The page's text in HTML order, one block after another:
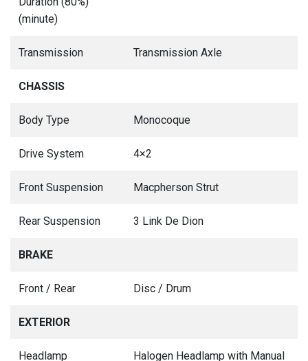
(minute)
Transmission Transmission Axle
CHASSIS
Body Type Monocoque
Drive System 4×2
Front Suspension Macpherson Strut
Rear Suspension 3 Link De Dion
BRAKE
Front / Rear Disc / Drum
EXTERIOR
Headlamp Halogen Headlamp with Manual